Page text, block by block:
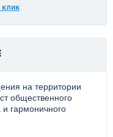
клик
на территории
общественного
гармоничного